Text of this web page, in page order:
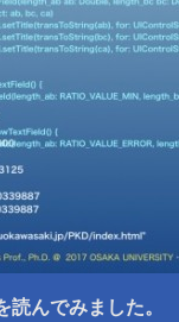
んでみました。